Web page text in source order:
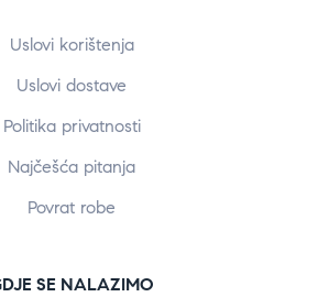
Uslovi korištenja
Uslovi dostave
Politika privatnosti
Najčešća pitanja
Povrat robe
SE NALAZIMO